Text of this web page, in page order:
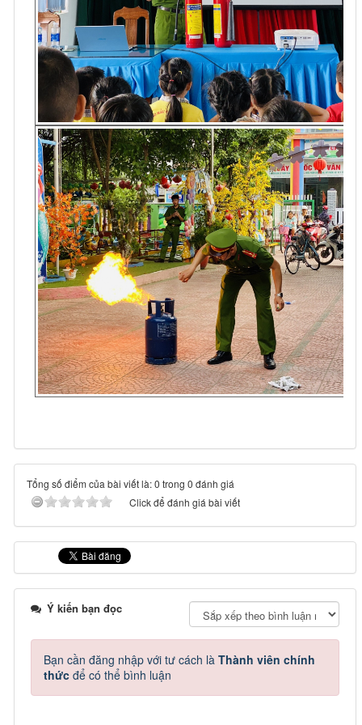
Tổng số điểm của bài viết là: 0 trong 0 đánh giá
Click để đánh giá bài viết
Ý kiến bạn đọc
Bạn cần đăng nhập với tư cách là Thành viên chính
thức để có thể bình luận